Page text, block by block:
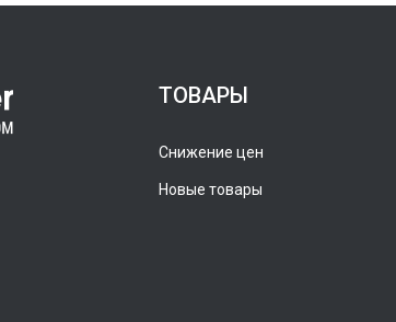
ТОВАРЫ
Снижение цен
Новые товары